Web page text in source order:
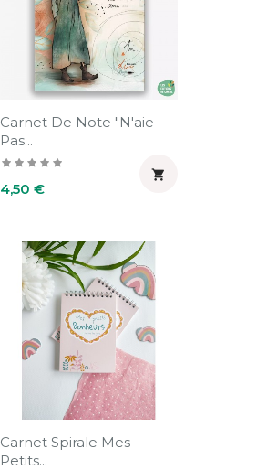
Carnet De Note "N'aie
Pas...
Prix
4,50 €

Carnet Spirale Mes
Petits...